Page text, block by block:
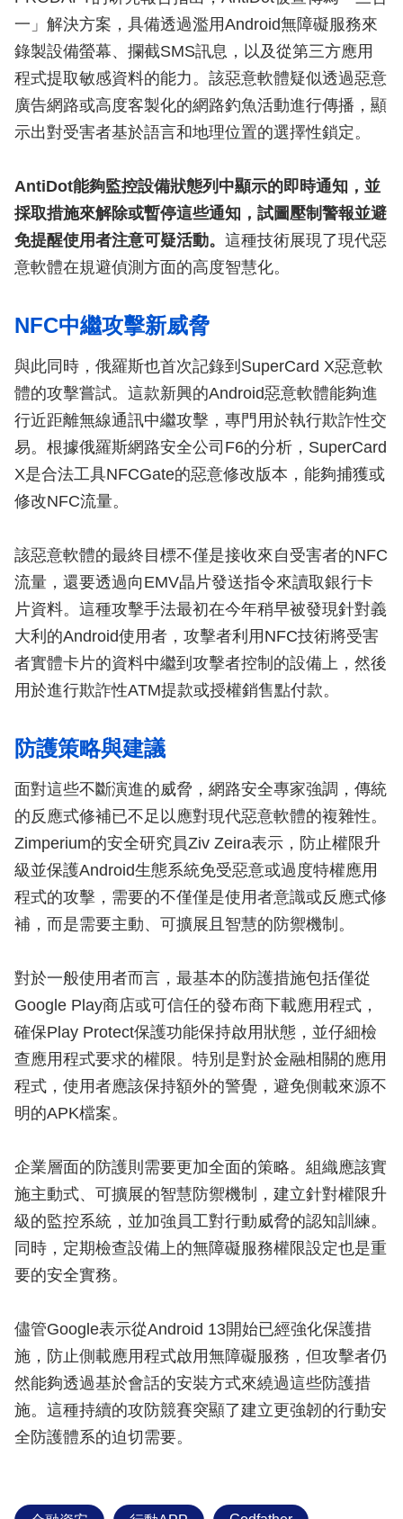
一」解決方案，具備透過濫用Android無障礙服務來
錄製設備螢幕、攔截SMS訊息，以及從第三方應用
程式提取敏感資料的能力。該惡意軟體疑似透過惡意
廣告網路或高度客製化的網路釣魚活動進行傳播，顯
示出對受害者基於語言和地理位置的選擇性鎖定。
AntiDot能夠監控設備狀態列中顯示的即時通知，並
採取措施來解除或暫停這些通知，試圖壓制警報並避
免提醒使用者注意可疑活動。 這種技術展現了現代惡
意軟體在規避偵測方面的高度智慧化。
NFC中繼攻擊新威脅
與此同時，俄羅斯也首次記錄到SuperCard X惡意軟
體的攻擊嘗試。這款新興的Android惡意軟體能夠進
行近距離無線通訊中繼攻擊，專門用於執行欺詐性交
易。根據俄羅斯網路安全公司F6的分析，SuperCard
X是合法工具NFCGate的惡意修改版本，能夠捕獲或
修改NFC流量。
該惡意軟體的最終目標不僅是接收來自受害者的NFC
流量，還要透過向EMV晶片發送指令來讀取銀行卡
片資料。這種攻擊手法最初在今年稍早被發現針對義
大利的Android使用者，攻擊者利用NFC技術將受害
者實體卡片的資料中繼到攻擊者控制的設備上，然後
用於進行欺詐性ATM提款或授權銷售點付款。
防護策略與建議
面對這些不斷演進的威脅，網路安全專家強調，傳統
的反應式修補已不足以應對現代惡意軟體的複雜性。
Zimperium的安全研究員Ziv Zeira表示，防止權限升
級並保護Android生態系統免受惡意或過度特權應用
程式的攻擊，需要的不僅僅是使用者意識或反應式修
補，而是需要主動、可擴展且智慧的防禦機制。
對於一般使用者而言，最基本的防護措施包括僅從
Google Play商店或可信任的發布商下載應用程式，
確保Play Protect保護功能保持啟用狀態，並仔細檢
查應用程式要求的權限。特別是對於金融相關的應用
程式，使用者應該保持額外的警覺，避免側載來源不
明的APK檔案。
企業層面的防護則需要更加全面的策略。組織應該實
施主動式、可擴展的智慧防禦機制，建立針對權限升
級的監控系統，並加強員工對行動威脅的認知訓練。
同時，定期檢查設備上的無障礙服務權限設定也是重
要的安全實務。
儘管Google表示從Android 13開始已經強化保護措
施，防止側載應用程式啟用無障礙服務，但攻擊者仍
然能夠透過基於會話的安裝方式來繞過這些防護措
施。這種持續的攻防競賽突顯了建立更強韌的行動安
全防護體系的迫切需要。